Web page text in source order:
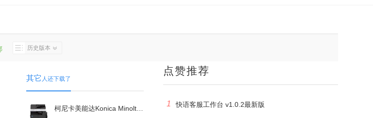
历史版本
其它 人还下载了
点赞推荐
1 快语客服工作台 v1.0.2最新版